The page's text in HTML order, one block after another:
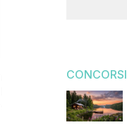
CONCORSI